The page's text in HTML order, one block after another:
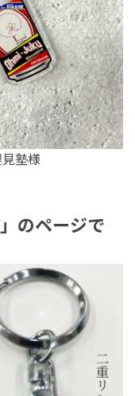
塾様
のページで